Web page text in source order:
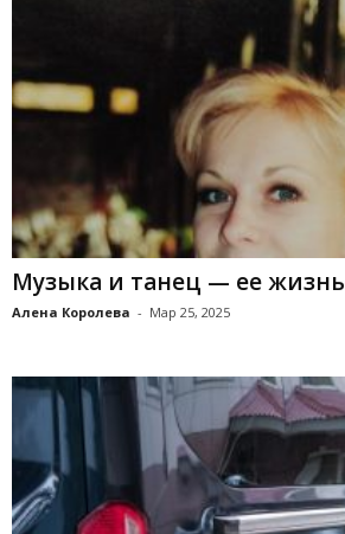
Музыка и танец — ее жизнь
Алена Королева - Мар 25, 2025